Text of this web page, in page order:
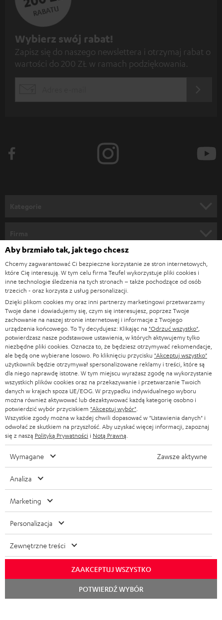
RABATU
Z
a
p
ę
s
l
e
t
t
e
r
a
Wybierz swój rabat!
Zapisz się do naszego newslettera i otrzymaj rabat o
wartości do 200 ZŁ w ramach podziękowania.
KOMPLETNE SYSTEMY
SOUNDBARY
GŁOŚNIKI HIFI
SMART HOME
BLUETOOTH
SŁUCHAWKI
SŁUCHAWKI BLUETOOTH
WIEŻE HI-FI
GŁOŚNIKI
ULTIMA
SŁUCHAWKI DOUSZNE
FANSHOP
NOWOŚCI
WSPARCIE
KARIERA
KONTAKT PRASOWY
B2B
BLOG
NEWSLETTER
SKLEPY
KORZYŚCI
TEUFEL STORY
Sklepy internetowe Teufel
NIEMCY
AUSTRIA
SZWAJCARIA
HOLANDIA
BELGIA
FRANCJA
POLSKA
WŁOCHY
STANY ZJEDNOCZONE
INNE KRAJE
Zmiany techniczne, literówki i pomyłki zastrzeżone. Akcesoria pokazane na
zdjęciach nie wchodzą w zakres dostawy. Ewentualne opłaty za utylizację
©2026 Lautsprecher Teufel GmbH - All rights reserved.
Nota prawna OWH
Aby brzmiało tak, jak tego chcesz
Chcemy zagwarantować Ci bezpieczne korzystanie ze stron internetowych,
które Cię interesują. W tym celu firma Teufel wykorzystuje pliki cookies i
inne technologie śledzenia na tych stronach – także pochodzące od osób
trzecich - oraz korzysta z usług personalizacji.
Dzięki plikom cookies my oraz inni partnerzy marketingowi przetwarzamy
Twoje dane i dowiadujemy się, czym się interesujesz, poprzez Twoje
zachowanie na naszej stronie internetowej i informacje z Twojego
urządzenia końcowego. To Ty decydujesz: Klikając na "Odrzuć wszystko"
potwierdzasz nasze podstawowe ustawienia, w których aktywujemy tylko
niezbędne pliki cookies. Oznacza to, że będziesz otrzymywać rekomendacje,
ale będą one wybierane losowo. Po kliknięciu przycisku "Akceptuj wszystko"
użytkownik będzie otrzymywał spersonalizowane reklamy i treści, które są
dla niego naprawdę istotne. W tym miejscu wyrażasz zgodę na wykorzystanie
wszystkich plików cookies oraz na przekazywanie i przetwarzanie Twoich
danych w krajach spoza UE/EOG. W przypadku indywidualnego wyboru
można również aktywować lub dezaktywować każdą kategorię osobno i
potwierdzić wybór przyciskiem "Akceptuj wybór"
Wszystkie zgody można w każdej chwili dopasować w "Ustawienia danych" i
odwołać ze skutkiem na przyszłość. Aby uzyskać więcej informacji, zapoznaj
się z naszą Polityką Prywatności i Notą Prawną
Wymagane Zawsze aktywne
Analiza
Marketing
Personalizacja
Zewnętrzne treści
ZAAKCEPTUJ WSZYSTKO
POTWIERDŹ WYBÓR